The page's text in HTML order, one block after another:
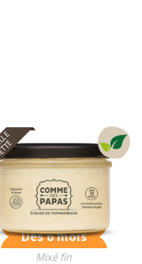
Dès 6 mois
Mixé fin